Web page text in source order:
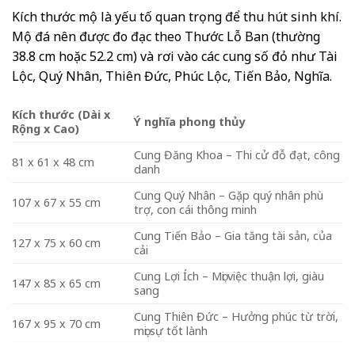
Kích thước mộ là yếu tố quan trọng để thu hút sinh khí.
Mộ đá nên được đo đạc theo Thước Lỗ Ban (thường
38.8 cm hoặc 52.2 cm) và rơi vào các cung số đỏ như Tài
Lộc, Quý Nhân, Thiên Đức, Phúc Lộc, Tiến Bảo, Nghĩa.
Kích thước (Dài x
Rộng x Cao)
Ý nghĩa phong thủy
81 x 61 x 48 cm
Cung Đăng Khoa – Thi cử đỗ đạt, công
danh
107 x 67 x 55 cm
Cung Quý Nhân – Gặp quý nhân phù
trợ, con cái thông minh
127 x 75 x 60 cm
Cung Tiến Bảo – Gia tăng tài sản, của
cải
147 x 85 x 65 cm
Cung Lợi Ích – Mọi việc thuận lợi, giàu
sang
167 x 95 x 70 cm
Cung Thiên Đức – Hưởng phúc từ trời,
mọi sự tốt lành